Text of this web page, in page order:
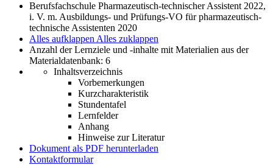
Berufsfachschule Pharmazeutisch-technischer Assistent 2022,
i. V. m. Ausbildungs- und Prüfungs-VO für pharmazeutisch-
technische Assistenten 2020
Alles aufklappen Alles zuklappen
Anzahl der Lernziele und -inhalte mit Materialien aus der
Materialdatenbank: 6
Inhaltsverzeichnis
Vorbemerkungen
Kurzcharakteristik
Stundentafel
Lernfelder
Anhang
Hinweise zur Literatur
Dokument als PDF herunterladen
Kontaktformular